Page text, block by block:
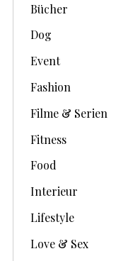
Bücher
Dog
Event
Fashion
Filme & Serien
Fitness
Food
Interieur
Lifestyle
Love & Sex